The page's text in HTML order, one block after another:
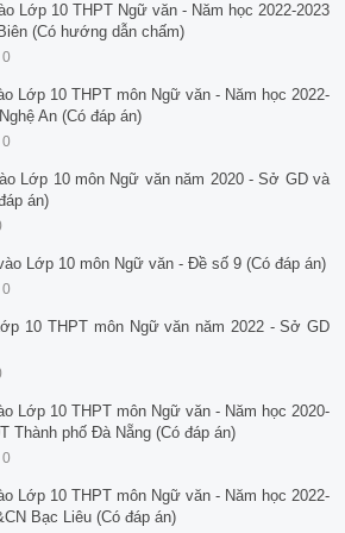
Lớp 10 THPT Ngữ văn - Năm học 2022-2023
(Có hướng dẫn chấm)
0
Lớp 10 THPT môn Ngữ văn - Năm học 2022-
An (Có đáp án)
0
Lớp 10 môn Ngữ văn năm 2020 - Sở GD và
án)
Lớp 10 môn Ngữ văn - Đề số 9 (Có đáp án)
0
10 THPT môn Ngữ văn năm 2022 - Sở GD
Lớp 10 THPT môn Ngữ văn - Năm học 2020-
Thành phố Đà Nẵng (Có đáp án)
0
Lớp 10 THPT môn Ngữ văn - Năm học 2022-
Bạc Liêu (Có đáp án)